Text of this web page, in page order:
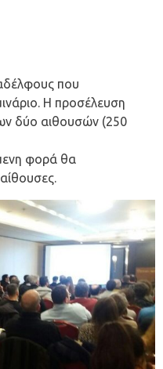
που
Η προσέλευση
δύο αιθουσών (250
φορά θα